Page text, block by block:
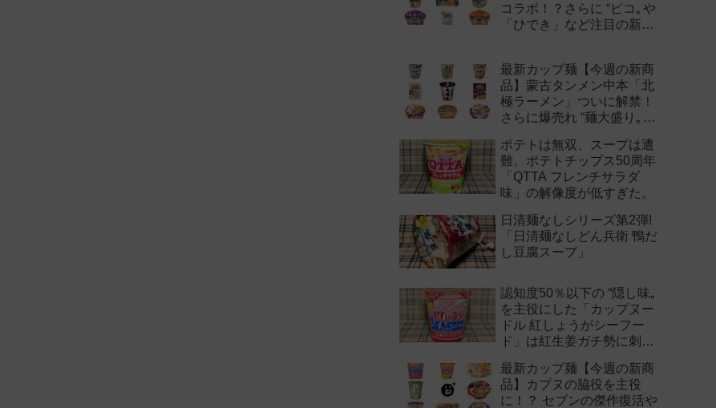
コラボ！？さらに “ピコ„ や
「ひでき」など注目の新作
最新カップ麺【今週の新商
品】蒙古タンメン中本「北
極ラーメン」ついに解禁！
さらに爆売れ “麺大盛り„ シ
作まとめ！
ポテトは無双、スープは遭
難。ポテトチップス50周年
「QTTA フレンチサラダ
味」の解像度が低すぎた。
日清麺なしシリーズ第2弾!
「日清麺なしどん兵衛 鴨だ
し豆腐スープ」
認知度50％以下の “隠し味„
を主役にした「カップヌー
ドル 紅しょうがシーフー
ド」は紅生姜ガチ勢に刺さ
最新カップ麺【今週の新商
品】カプヌの脇役を主役
に！？ セブンの傑作復活や